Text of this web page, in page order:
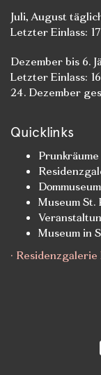
Juli, August
Letzter Einlass:
Dezember bis 6.
Letzter Einlass:
24. Dezember
Quicklinks
Prunkräume
Dommuseum
Museum St.
Museum in
·